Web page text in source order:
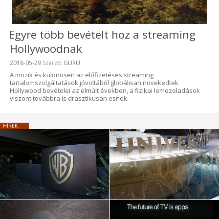
Egyre több bevételt hoz a streaming
Hollywoodnak
Beküldve:
2018-05-29 Szerző: GURU
A mozik és különösen az előfizetéses streaming
tartalomszolgáltatások jóvoltából globálisan növekedtek
Hollywood bevételei az elmúlt években, a fizikai lemezeladások
viszont továbbra is drasztikusan esnek.
HÍREK